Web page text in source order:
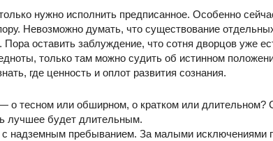
нужно исполнить предписанное. Особенно
Невозможно думать, что существование
Пора оставить заблуждение, что сотня дворцов уже
только там можно судить об истинном
где ценность и оплот развития сознания.
о тесном или обширном, о кратком или длительном?
лучшее будет длительным.
надземным пребыванием. За малыми исключениями